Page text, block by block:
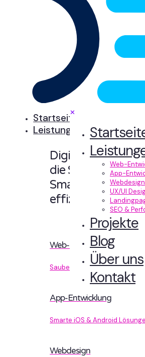
✕
Web-
App-
Webdesign
UX/UI
SEO &
Projekte
Blog
Über uns
Kontakt
Startseite
Leistungen
Digitale
die Sinn machen.
Smart designt und
effizient
Web-Entwicklung
Sauberer Code, der performt.
App-Entwicklung
Smarte iOS & Android
Webdesign